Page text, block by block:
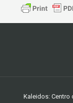
Kaleidos: Centro